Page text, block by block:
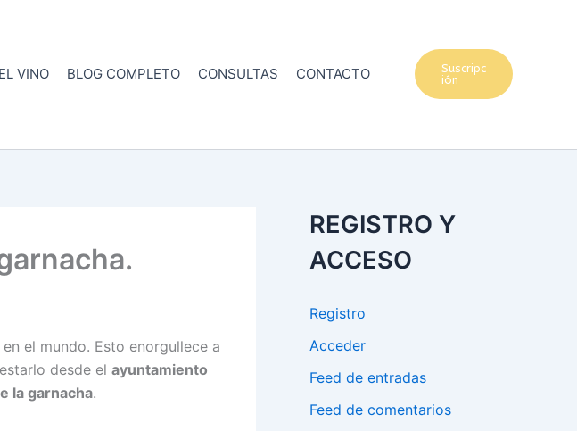
VINO BLOG COMPLETO CONSULTAS CONTACTO
Suscripc
ión
el mundo. Esto enorgullece a
desde el ayuntamiento
la garnacha.
REGISTRO Y
ACCESO
Registro
Acceder
Feed de entradas
Feed de comentarios